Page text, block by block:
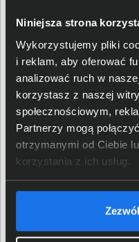
Niniejsza strona
Wykorzystujemy pliki
i reklam, aby oferować
analizować ruch w
korzystasz z naszej
społecznościowym,
Partnerzy mogą
otrzymanymi od Ciebie
korzystania z ich usług.
Rozmiary obsługiwanych
nośników
Minimalna gramatura
nośnika
Maks. gramatura nośnika